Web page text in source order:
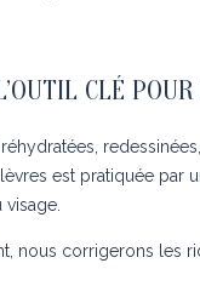
CLÉ
est pratiquée
nous corrigerons les